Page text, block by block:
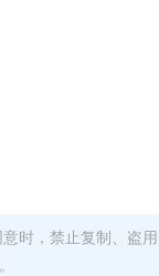
时，禁止复制、盗